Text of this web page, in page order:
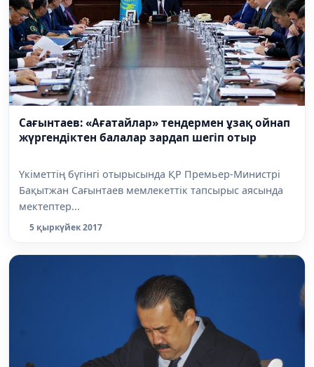
Сағынтаев: «Ағатайлар» тендермен ұзақ ойнап
жүргендіктен балалар зардап шегіп отыр
Үкіметтің бүгінгі отырысында ҚР Премьер-Министрі
Бақытжан Сағынтаев мемлекеттік тапсырыс аясында
мектептер...
5 қыркүйек 2017